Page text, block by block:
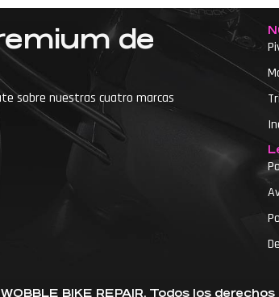
de
sobre nuestras cuatro marcas
WOBBLE BIKE REPAIR. Todos los